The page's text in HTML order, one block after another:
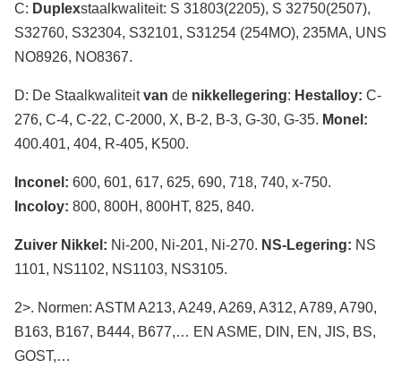
C: Duplexstaalkwaliteit: S 31803(2205), S 32750(2507),
S32760, S32304, S32101, S31254 (254MO), 235MA, UNS
NO8926, NO8367.
D: De Staalkwaliteitvan de nikkellegering: Hestalloy: C-
276, C-4, C-22, C-2000, X, B-2, B-3, G-30, G-35. Monel:
400.401, 404, R-405, K500.
Inconel: 600, 601, 617, 625, 690, 718, 740, x-750.
Incoloy: 800, 800H, 800HT, 825, 840.
Zuiver Nikkel: Ni-200, Ni-201, Ni-270. NS-Legering: NS
1101, NS1102, NS1103, NS3105.
2>. Normen: ASTM A213, A249, A269, A312, A789, A790,
B163, B167, B444, B677,… EN ASME, DIN, EN, JIS, BS,
GOST,…